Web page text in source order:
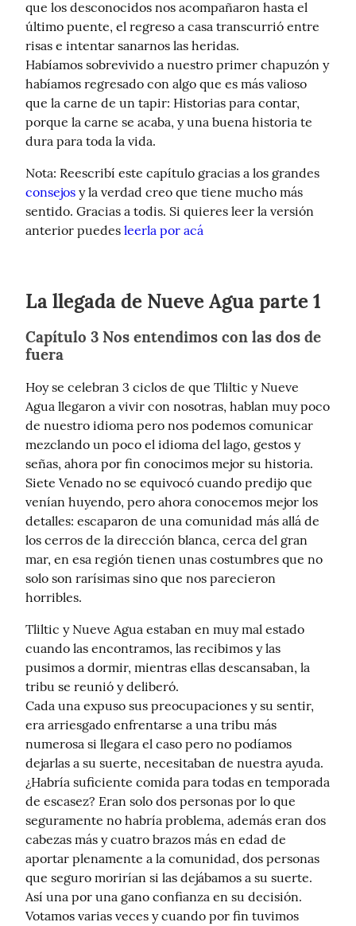
que los desconocidos nos acompañaron hasta el
último puente, el regreso a casa transcurrió entre
risas e intentar sanarnos las heridas.
Habíamos sobrevivido a nuestro primer chapuzón y
habíamos regresado con algo que es más valioso
que la carne de un tapir: Historias para contar,
porque la carne se acaba, y una buena historia te
dura para toda la vida.
consejos y la verdad creo que tiene mucho más
sentido. Gracias a todis. Si quieres leer la versión
anterior puedes leerla por acá
La llegada de Nueve Agua parte 1
Capítulo 3 Nos entendimos con las dos de
fuera
Hoy se celebran 3 ciclos de que Tliltic y Nueve
Agua llegaron a vivir con nosotras, hablan muy poco
de nuestro idioma pero nos podemos comunicar
mezclando un poco el idioma del lago, gestos y
señas, ahora por fin conocimos mejor su historia.
Siete Venado no se equivocó cuando predijo que
venían huyendo, pero ahora conocemos mejor los
detalles: escaparon de una comunidad más allá de
los cerros de la dirección blanca, cerca del gran
mar, en esa región tienen unas costumbres que no
solo son rarísimas sino que nos parecieron
horribles.
Tliltic y Nueve Agua estaban en muy mal estado
cuando las encontramos, las recibimos y las
pusimos a dormir, mientras ellas descansaban, la
tribu se reunió y deliberó.
Cada una expuso sus preocupaciones y su sentir,
era arriesgado enfrentarse a una tribu más
numerosa si llegara el caso pero no podíamos
dejarlas a su suerte, necesitaban de nuestra ayuda.
¿Habría suficiente comida para todas en temporada
de escasez? Eran solo dos personas por lo que
seguramente no habría problema, además eran dos
cabezas más y cuatro brazos más en edad de
aportar plenamente a la comunidad, dos personas
que seguro morirían si las dejábamos a su suerte.
Así una por una gano confianza en su decisión.
Votamos varias veces y cuando por fin tuvimos